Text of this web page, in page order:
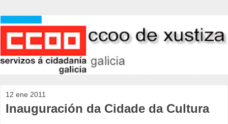
12 ene 2011
Inauguración da Cidade da Cultura